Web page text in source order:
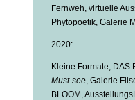
Fernweh, virtuelle
Phytopoetik, Galerie
2020:
Kleine Formate, DAS
Must-see, Galerie
BLOOM,